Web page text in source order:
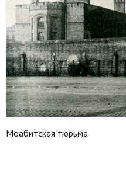
Моабитская тюрьма